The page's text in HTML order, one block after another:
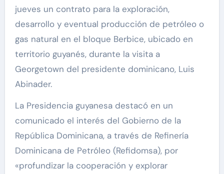
jueves un contrato para la exploración,
desarrollo y eventual producción de petróleo o
gas natural en el bloque Berbice, ubicado en
territorio guyanés, durante la visita a
Georgetown del presidente dominicano, Luis
Abinader.
La Presidencia guyanesa destacó en un
comunicado el interés del Gobierno de la
República Dominicana, a través de Refinería
Dominicana de Petróleo (Refidomsa), por
«profundizar la cooperación y explorar